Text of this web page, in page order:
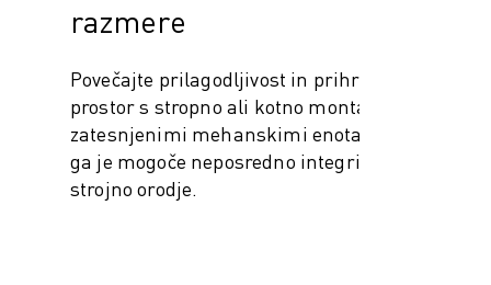
razmere
Povečajte prilagodljivost in prihranite
prostor s stropno ali kotno montažo. Z
zatesnjenimi mehanskimi enotami (IP67)
ga je mogoče neposredno integrirati v
strojno orodje.